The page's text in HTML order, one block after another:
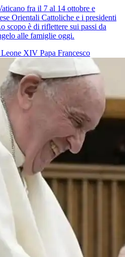
fra il 7 al 14 ottobre e
Orientali Cattoliche e i presidenti
scopo è di riflettere sui passi da
alle famiglie oggi.
Leone XIV Papa Francesco